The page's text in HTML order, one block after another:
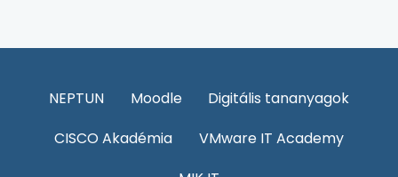
NEPTUN Moodle
Digitális tananyagok
CISCO Akadémia
VMware IT Academy